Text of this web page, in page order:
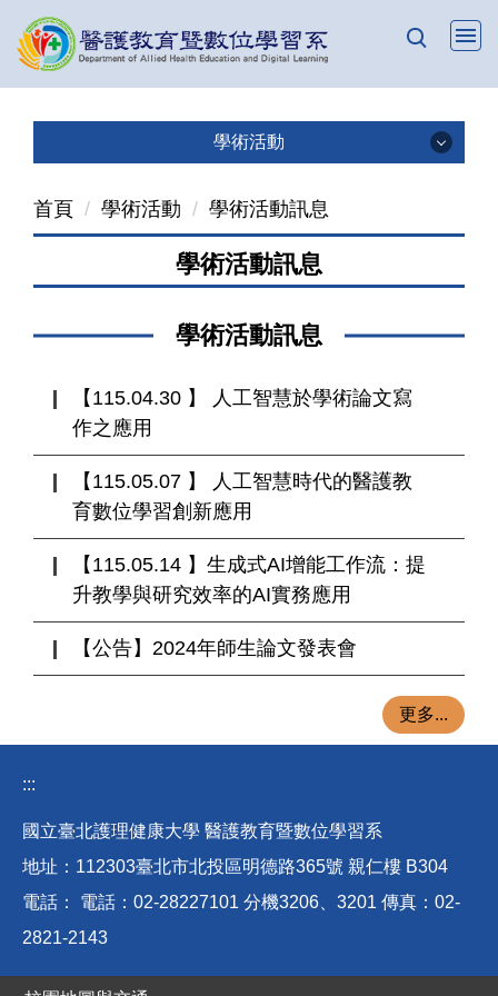
跳
到
學術活動
首頁 學術活動 學術活動訊息
學術活動訊息
學術活動訊息
【115.04.30 】 人工智慧於學術論文寫
作之應用
【115.05.07 】 人工智慧時代的醫護教
育數位學習創新應用
【115.05.14 】生成式AI增能工作流：提
升教學與研究效率的AI實務應用
【公告】2024年師生論文發表會
更多...
:::
國立臺北護理健康大學 醫護教育暨數位學習系
地址：112303臺北市北投區明德路365號 親仁樓 B304
電話： 電話：02-28227101 分機3206、3201 傳真：02-
2821-2143